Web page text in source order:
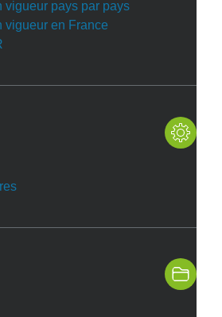
vigueur pays par pays
vigueur en France